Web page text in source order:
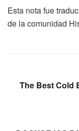
Esta nota fue
de la comunidad
The Best Cold